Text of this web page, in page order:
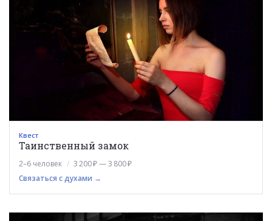
Квест
Таинственный замок
2–6 человек
3 200 ₽ — 3 800 ₽
Связаться с духами →